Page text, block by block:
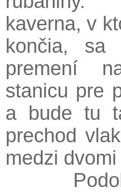
kaverna, v
končia, sa
premení
stanicu pre
a bude tu
prechod
medzi